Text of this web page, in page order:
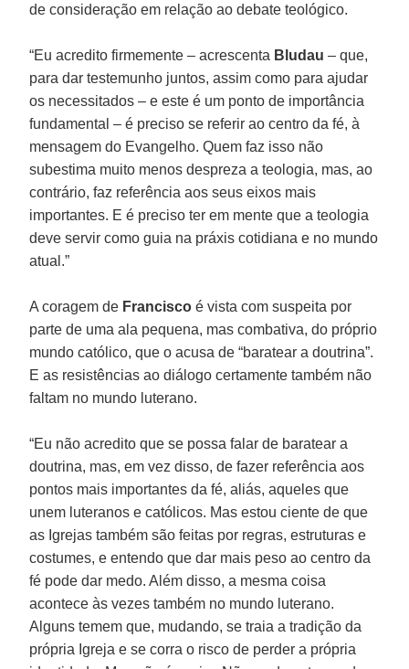
de consideração em relação ao debate teológico.
“Eu acredito firmemente – acrescenta Bludau – que,
para dar testemunho juntos, assim como para ajudar
os necessitados – e este é um ponto de importância
fundamental – é preciso se referir ao centro da fé, à
mensagem do Evangelho. Quem faz isso não
subestima muito menos despreza a teologia, mas, ao
contrário, faz referência aos seus eixos mais
importantes. E é preciso ter em mente que a teologia
deve servir como guia na práxis cotidiana e no mundo
atual.”
A coragem de Francisco é vista com suspeita por
parte de uma ala pequena, mas combativa, do próprio
mundo católico, que o acusa de “baratear a doutrina”.
E as resistências ao diálogo certamente também não
faltam no mundo luterano.
“Eu não acredito que se possa falar de baratear a
doutrina, mas, em vez disso, de fazer referência aos
pontos mais importantes da fé, aliás, aqueles que
unem luteranos e católicos. Mas estou ciente de que
as Igrejas também são feitas por regras, estruturas e
costumes, e entendo que dar mais peso ao centro da
fé pode dar medo. Além disso, a mesma coisa
acontece às vezes também no mundo luterano.
Alguns temem que, mudando, se traia a tradição da
própria Igreja e se corra o risco de perder a própria